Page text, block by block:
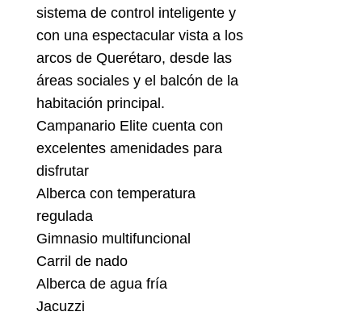
sistema de control inteligente y
con una espectacular vista a los
arcos de Querétaro, desde las
áreas sociales y el balcón de la
habitación principal.
Campanario Elite cuenta con
excelentes amenidades para
disfrutar
Alberca con temperatura
regulada
Gimnasio multifuncional
Carril de nado
Alberca de agua fría
Jacuzzi